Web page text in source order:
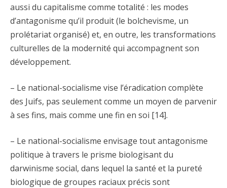
aussi du capitalisme comme totalité : les modes
d’antagonisme qu’il produit (le bolchevisme, un
prolétariat organisé) et, en outre, les transformations
culturelles de la modernité qui accompagnent son
développement.
– Le national-socialisme vise l’éradication complète
des Juifs, pas seulement comme un moyen de parvenir
à ses fins, mais comme une fin en soi [14].
– Le national-socialisme envisage tout antagonisme
politique à travers le prisme biologisant du
darwinisme social, dans lequel la santé et la pureté
biologique de groupes raciaux précis sont